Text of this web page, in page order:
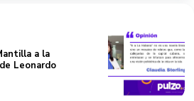
a la
Leonardo